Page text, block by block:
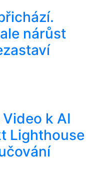
nárůst
k AI
Lighthouse